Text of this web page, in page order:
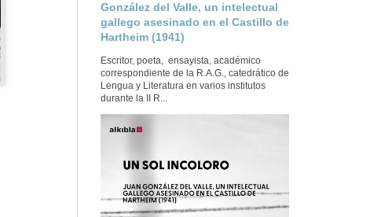
González del Valle, un intelectual
gallego asesinado en el Castillo de
Hartheim (1941)
Escritor, poeta, ensayista, académico
correspondiente de la R.A.G., catedrático de
Lengua y Literatura en varios institutos
durante la II R...